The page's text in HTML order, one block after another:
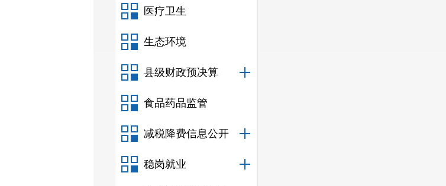
医疗卫生
生态环境
县级财政预决算
食品药品监管
减税降费信息公开
稳岗就业